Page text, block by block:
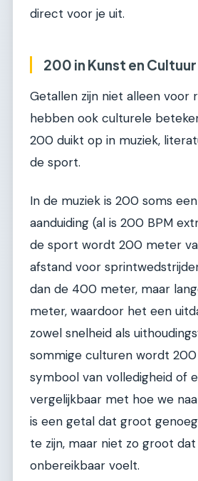
direct voor je uit.
200 in Kunst en Cultuur
Getallen zijn niet alleen voor
hebben ook culturele
200 duikt op in muziek,
de sport.
In de muziek is 200 soms
aanduiding (al is 200 BPM
de sport wordt 200 meter
afstand voor
dan de 400 meter, maar
meter, waardoor het een
zowel snelheid als
sommige culturen wordt 200
symbool van volledigheid of
vergelijkbaar met hoe we
is een getal dat groot
te zijn, maar niet zo groot
onbereikbaar voelt.